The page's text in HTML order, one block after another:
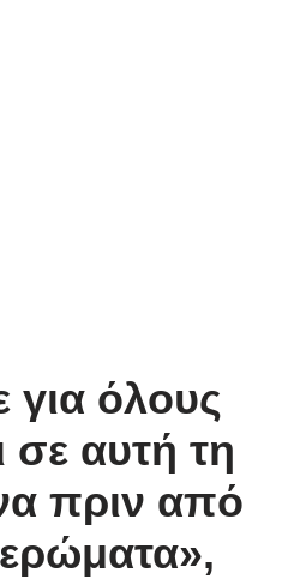
για όλους
σε αυτή τη
πριν από